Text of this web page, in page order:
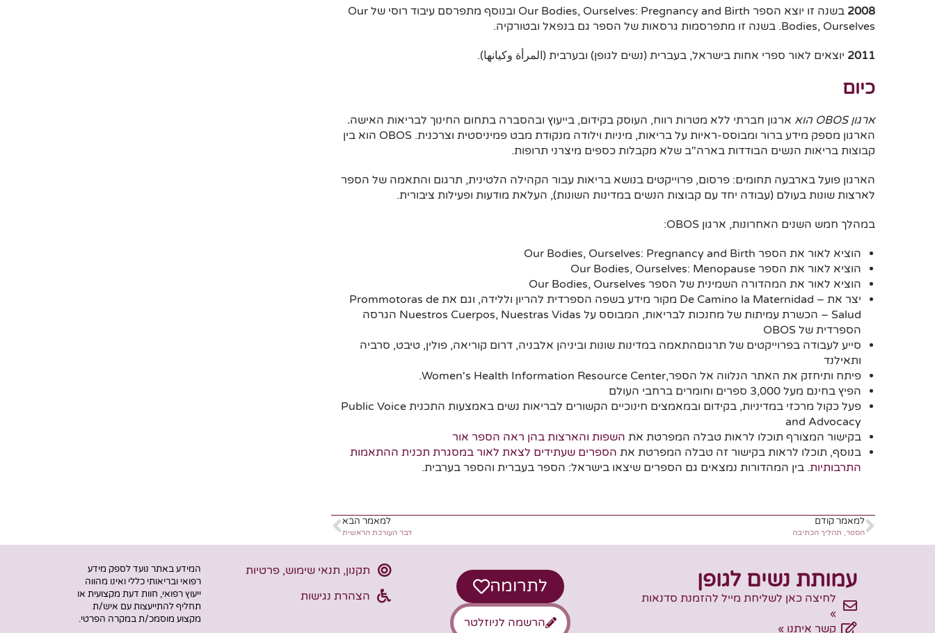
2008
בשנה זו יוצא הספר Our Bodies, Ourselves: Pregnancy and Birth ובנוסף מתפרסם עיבוד רוסי של Our
Bodies, Ourselves. בשנה זו מתפרסמות גרסאות של הספר גם בנפאל ובטורקיה.
2011 יוצאים לאור ספרי אחות בישראל, בעברית (נשים לגופן) ובערבית (المرأة وكيانها).
כיום
ארגוןOBOS הוא ארגון חברתי ללא מטרות רווח, העוסק בקידום, בייעוץ ובהסברה בתחום החינוך לבריאות האישה.
הארגון מספק מידע ברור ומבוסס-ראיות על בריאות, מיניות וילודה מנקודת מבט פמיניסטית וצרכנית. OBOS הוא בין
קבוצות בריאות הנשים הבודדות בארה"ב שלא מקבלות כספים מיצרני תרופות.
הארגון פועל בארבעה תחומים: פרסום, פרוייקטים בנושא בריאות עבור הקהילה הלטינית, תרגום והתאמה של הספר
לארצות שונות בעולם (עבודה יחד עם קבוצות הנשים במדינות השונות), העלאת מודעות ופעילות ציבורית.
במהלך חמש השנים האחרונות, ארגון OBOS:
הוציא לאור את הספר Our Bodies, Ourselves: Pregnancy and Birth
הוציא לאור את הספר Our Bodies, Ourselves: Menopause
הוציא לאור את המהדורה השמינית של הספר Our Bodies, Ourselves
יצר את – De Camino la Maternidad מקור מידע בשפה הספרדית להריון וללידה, וגם את Prommotoras de
Salud – הכשרת עמיתות של מחנכות לבריאות, המבוסס על Nuestros Cuerpos, Nuestras Vidas הגרסה
הספרדית של OBOS
סייע לעבודה בפרוייקטים של תרגוםהתאמה במדינות שונות וביניהן אלבניה, דרום קוריאה, פולין, טיבט, סרביה
ותאילנד
פיתח ותיחזק את האתר הנלווה אל הספר,Women's Health Information Resource Center.
הפיץ בחינם מעל 3,000 ספרים וחומרים ברחבי העולם
פעל כקול מרכזי במדיניות, בקידום ובמאמצים חינוכיים הקשורים לבריאות נשים באמצעות התכנית Public Voice
and Advocacy
בקישור המצורף תוכלו לראות טבלה המפרטת את השפות והארצות בהן ראה הספר אור
בנוסף, תוכלו לראות בקישור זה טבלה המפרטת את הספרים שעתידים לצאת לאור במסגרת תכנית ההתאמות
התרבותיות. בין המהדורות נמצאים גם הספרים שיצאו בישראל: הספר בעברית והספר בערבית.
למאמר קודם
הספר, תהליך הכתיבה
למאמר הבא
דבר העורכת הראשית
עמותת נשים לגופן
לחיצה כאן לשליחת מייל להזמנת סדנאות
»
קשר איתנו »
לתרומה
הרשמה לניוזלטר
תקנון, תנאי שימוש, פרטיות
הצהרת נגישות
המידע באתר נועד לספק מידע
רפואי ובריאותי כללי ואינו מהווה
ייעוץ רפואי, חוות דעת מקצועית או
תחליף להתייעצות עם איש/ת
מקצוע מוסמכ/ת במקרה הפרטי.